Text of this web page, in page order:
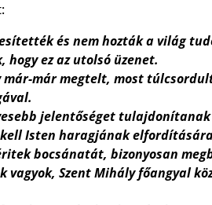
és nem hozták a világ
hogy ez az utolsó üzenet.
már-már megtelt, most
jelentőséget
Isten haragjának
bocsánatát, bizonyosan
vagyok, Szent Mihály főangyal